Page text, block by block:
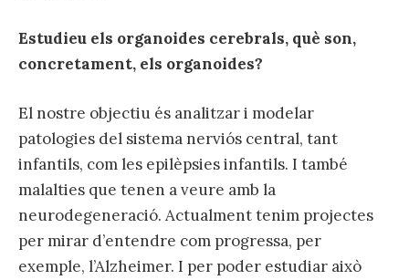
Estudieu els organoides cerebrals, què son,
concretament, els organoides?
El nostre objectiu és analitzar i modelar
patologies del sistema nerviós central, tant
infantils, com les epilèpsies infantils. I també
malalties que tenen a veure amb la
neurodegeneració. Actualment tenim projectes
per mirar d’entendre com progressa, per
exemple, l’Alzheimer. I per poder estudiar això